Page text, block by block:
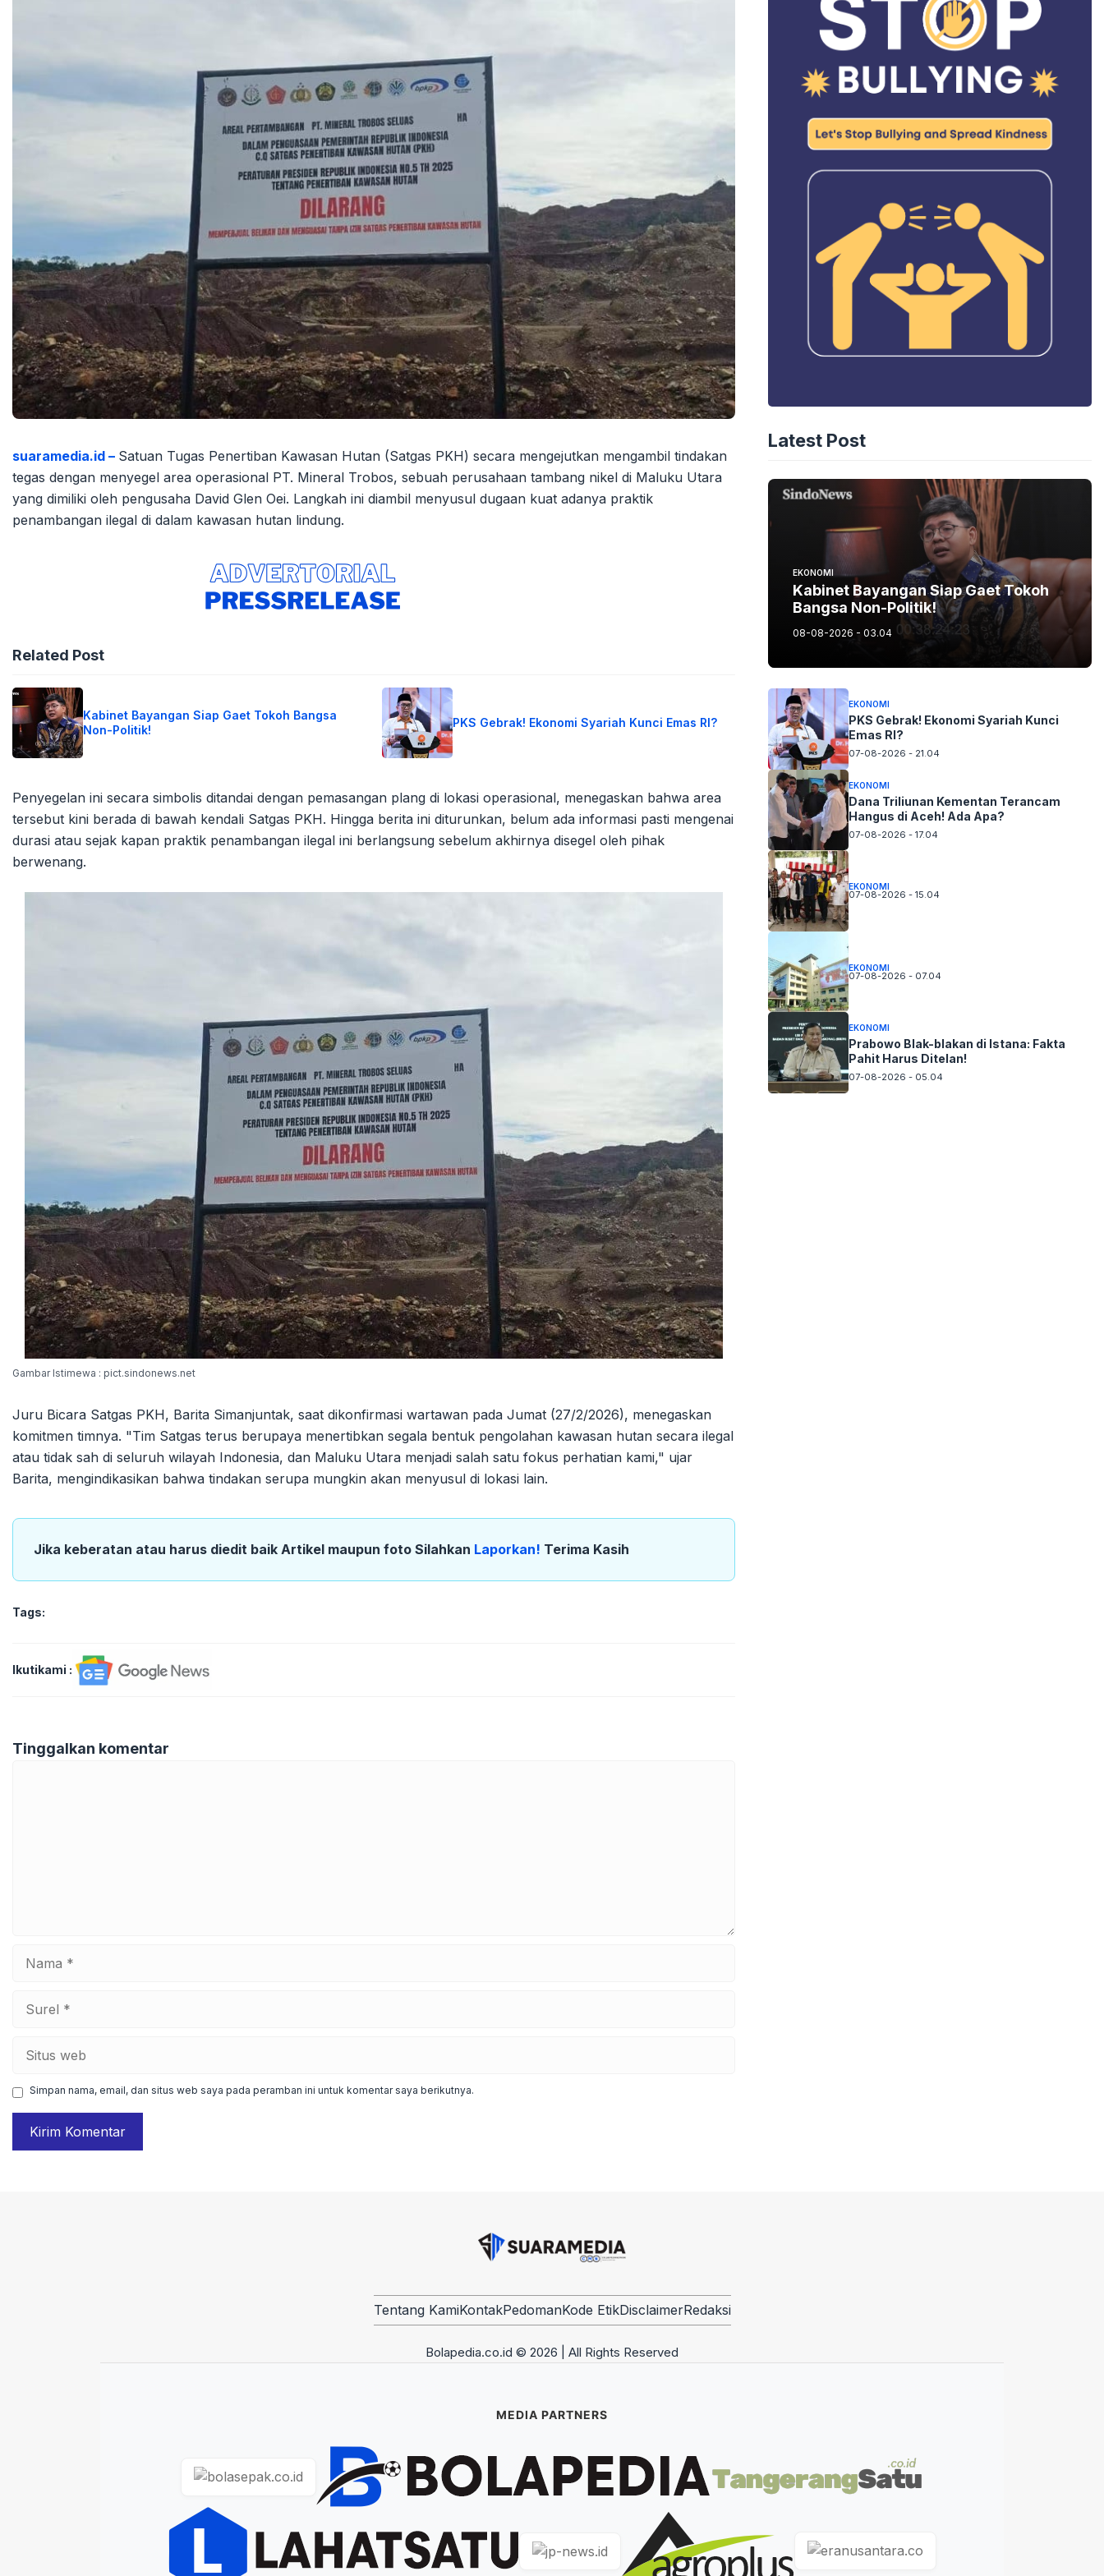
suaramedia.id – Satuan Tugas Penertiban Kawasan Hutan (Satgas PKH) secara mengejutkan mengambil tindakan
tegas dengan menyegel area operasional PT. Mineral Trobos, sebuah perusahaan tambang nikel di Maluku Utara
yang dimiliki oleh pengusaha David Glen Oei. Langkah ini diambil menyusul dugaan kuat adanya praktik
penambangan ilegal di dalam kawasan hutan lindung.
Related Post
Kabinet Bayangan Siap Gaet Tokoh Bangsa
Non-Politik!
PKS Gebrak! Ekonomi Syariah Kunci Emas RI?
Penyegelan ini secara simbolis ditandai dengan pemasangan plang di lokasi operasional, menegaskan bahwa area
tersebut kini berada di bawah kendali Satgas PKH. Hingga berita ini diturunkan, belum ada informasi pasti mengenai
durasi atau sejak kapan praktik penambangan ilegal ini berlangsung sebelum akhirnya disegel oleh pihak
berwenang.
Gambar Istimewa : pict.sindonews.net
Juru Bicara Satgas PKH, Barita Simanjuntak, saat dikonfirmasi wartawan pada Jumat (27/2/2026), menegaskan
komitmen timnya. "Tim Satgas terus berupaya menertibkan segala bentuk pengolahan kawasan hutan secara ilegal
atau tidak sah di seluruh wilayah Indonesia, dan Maluku Utara menjadi salah satu fokus perhatian kami," ujar
Barita, mengindikasikan bahwa tindakan serupa mungkin akan menyusul di lokasi lain.
Jika keberatan atau harus diedit baik Artikel maupun foto Silahkan Laporkan! Terima Kasih
Tags:
Ikutikami :
Tinggalkan komentar
Simpan nama, email, dan situs web saya pada peramban ini untuk komentar saya berikutnya.
Latest Post
EKONOMI
Kabinet Bayangan Siap Gaet Tokoh
Bangsa Non-Politik!
08-08-2026 - 03.04
EKONOMI
PKS Gebrak! Ekonomi Syariah Kunci
Emas RI?
07-08-2026 - 21.04
EKONOMI
Dana Triliunan Kementan Terancam
Hangus di Aceh! Ada Apa?
07-08-2026 - 17.04
EKONOMI
07-08-2026 - 15.04
EKONOMI
07-08-2026 - 07.04
EKONOMI
Prabowo Blak-blakan di Istana: Fakta
Pahit Harus Ditelan!
07-08-2026 - 05.04
Tentang KamiKontakPedomanKode EtikDisclaimerRedaksi
Bolapedia.co.id © 2026 | All Rights Reserved
MEDIA PARTNERS